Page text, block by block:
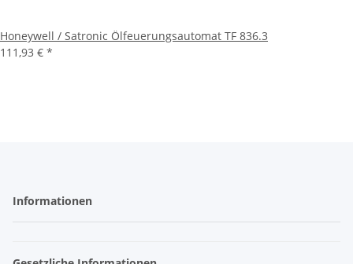
Honeywell / Satronic Ölfeuerungsautomat TF 836.3
111,93 € *
Informationen